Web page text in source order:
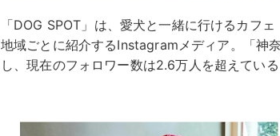
「DOG SPOT」は、愛犬と一緒に行けるカフ
地域ごとに紹介するInstagramメディア。「神
し、現在のフォロワー数は2.6万人を超えてい